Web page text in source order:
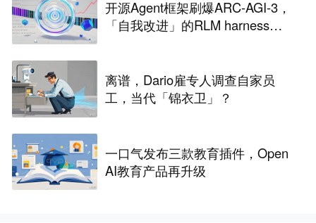
开源Agent框架刷爆ARC-AGI-3，
「自我改进」的RLM harness引
离谱，Dario雇专人调查自家员
工，当代「锦衣卫」？
一口气发布三款教育插件，Open
AI教育产品再升级